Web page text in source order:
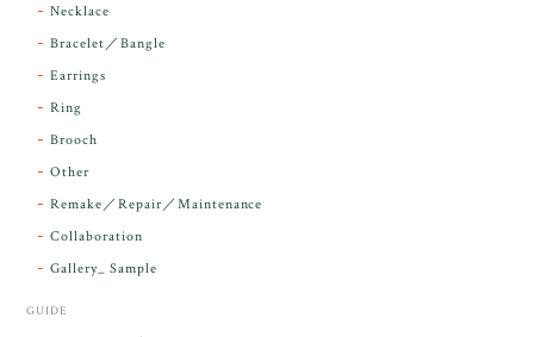
レビューをありがとうございます。 実物を
こそ この度は誠にありがとうございまし
Necklace
Bracelet／Bangle
Earrings
Ring
Brooch
Other
Remake／Repair／Maintenance
Collaboration
Gallery_ Sample
GUIDE